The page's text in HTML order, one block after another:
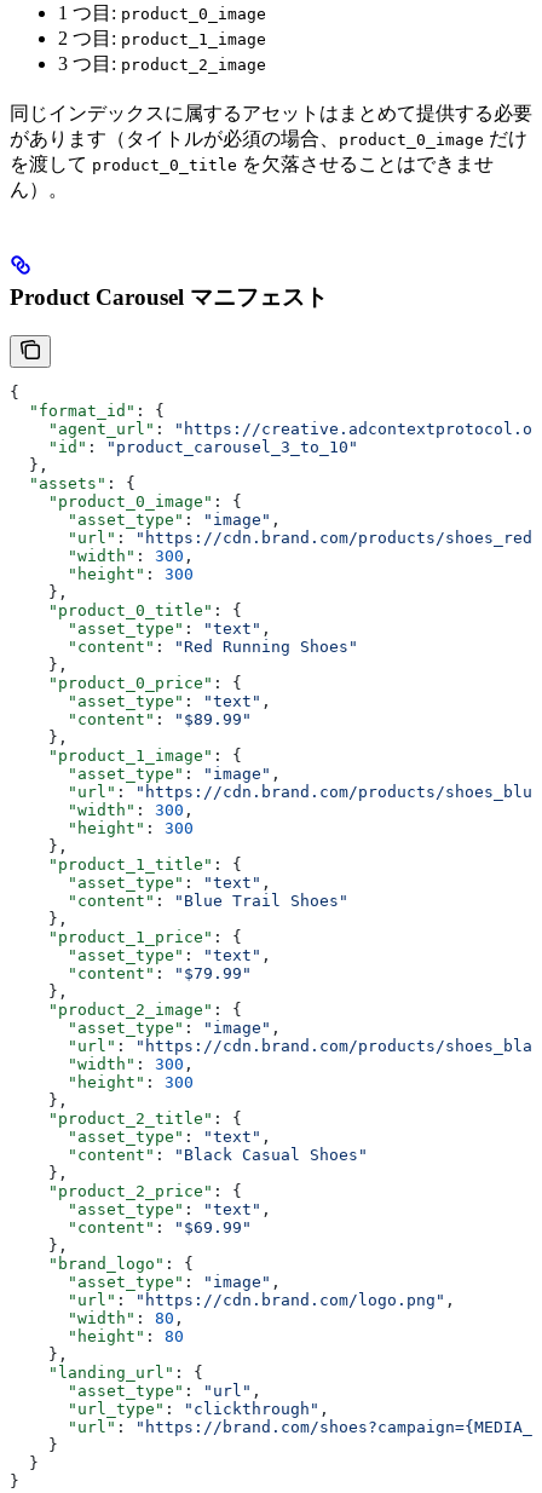
1 つ目: product_0_image
2 つ目: product_1_image
3 つ目: product_2_image
同じインデックスに属するアセットはまとめて提供する必要
があります（タイトルが必須の場合、
product_0_image だけ
を渡して product_0_title を欠落させることはできませ
ん）。
Product Carousel マニフェスト
{
  "format_id"
: {
    "agent_url"
:
"https://
    "id"
:
"product_carousel_3_to_10"
  },
  "assets"
: {
    "product_0_image"
: {
      "asset_type"
: "image" ,
      "url"
:
"https://cdn.brand.com/products/
      "width"
: 300 ,
      "height"
: 300
    },
    "product_0_title"
: {
      "asset_type"
: "text" ,
      "content"
:
"Red Running Shoes"
    },
    "product_0_price"
: {
      "asset_type"
: "text" ,
      "content"
:
"$89.99"
    },
    "product_1_image"
: {
      "asset_type"
: "image" ,
      "url"
:
"https://cdn.brand.com/products/
      "width"
: 300 ,
      "height"
: 300
    },
    "product_1_title"
: {
      "asset_type"
: "text" ,
      "content"
:
"Blue Trail Shoes"
    },
    "product_1_price"
: {
      "asset_type"
: "text" ,
      "content"
:
"$79.99"
    },
    "product_2_image"
: {
      "asset_type"
: "image" ,
      "url"
:
"https://cdn.brand.com/products/
      "width"
: 300 ,
      "height"
: 300
    },
    "product_2_title"
: {
      "asset_type"
: "text" ,
      "content"
:
"Black Casual Shoes"
    },
    "product_2_price"
: {
      "asset_type"
: "text" ,
      "content"
:
"$69.99"
    },
    "brand_logo"
: {
      "asset_type"
: "image" ,
      "url"
: "https://cdn.brand.com/logo.png" ,
      "width"
: 80 ,
      "height"
: 80
    },
    "landing_url"
: {
      "asset_type"
: "url" ,
      "url_type"
: "clickthrough" ,
      "url"
:
"https://brand.com/
    }
  }
}